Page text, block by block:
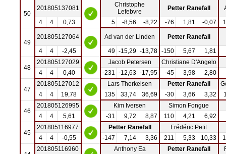
50
201805137081
Christophe
Lefebvre
Petter Ranefall
4
4 0,73 5 -8,56 -8,22 -76 1,81 -0,07
49
201805127064 Ad van der Linden
Petter Ranefall
4
4 -2,45 49 -15,29 -13,78 -150 5,67 1,81
48
201805127029 Jacob Petersen
Christiane D'Angelo
4
4 0,40 -231 -12,63 -17,95 -45 3,98 2,80
47
201805127012 Lars Therkelsen Petter Ranefall
4
4 19,78 135 33,74 36,69 -30 3,66 3,32
46
201805126995 Kim Iversen
Simon Fongue
4
4 5,61 -31 9,72 8,87 110 4,21 6,92
45
201805116977 Petter Ranefall
Frédéric Petit
4
4 -0,55 -147 7,14 3,36 211 5,33 10,33
201805116960 Anthony Ea Petter Ranefall